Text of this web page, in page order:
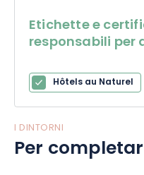
Etichette e
responsabili
Hôtels au Naturel
I DINTORNI
Per